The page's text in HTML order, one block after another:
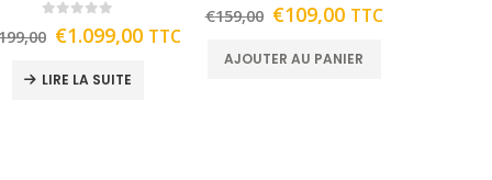
€1.099,00 TTC
LIRE LA SUITE
€159,00 €109,00 TTC
AJOUTER AU PANIER